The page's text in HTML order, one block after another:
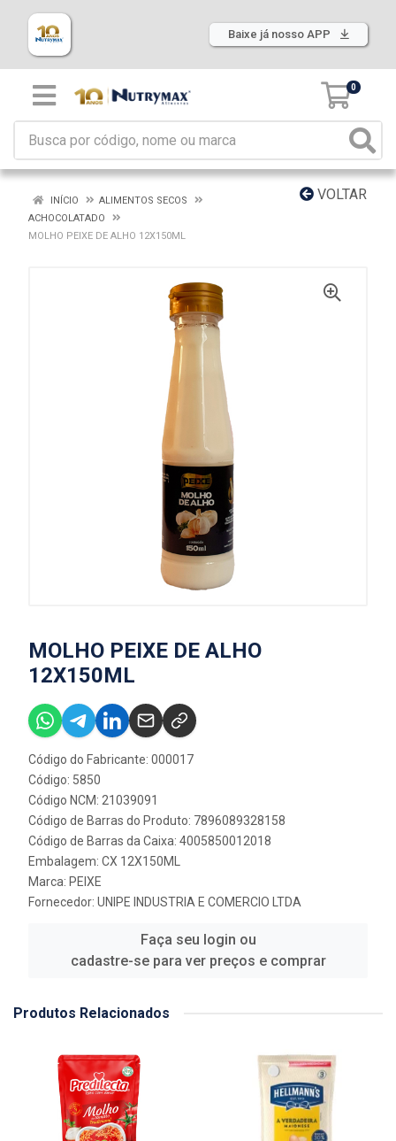
Baixe já nosso APP
0
VOLTAR
INÍCIO
ALIMENTOS SECOS
ACHOCOLATADO
MOLHO PEIXE DE ALHO 12X150ML
MOLHO PEIXE DE ALHO
12X150ML
Código do Fabricante: 000017
Código: 5850
Código NCM: 21039091
Código de Barras do Produto: 7896089328158
Código de Barras da Caixa: 4005850012018
Embalagem: CX 12X150ML
Marca: PEIXE
Fornecedor: UNIPE INDUSTRIA E COMERCIO LTDA
Faça seu login ou
cadastre-se para ver preços e comprar
Produtos Relacionados